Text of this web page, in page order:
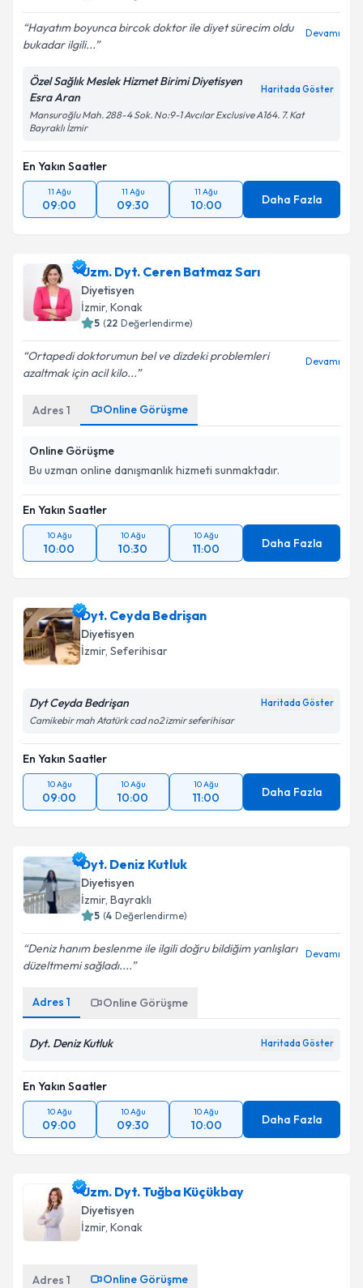
Kişisel verilerimin işlenmesine ilişkin
kapsamda işlenmesini kabul ediyorum.
Hayatım boyunca bircok doktor ile diyet sürecim oldu
bukadar ilgili...
Devamı
Özel Sağlık Meslek Hizmet Birimi Diyetisyen
Esra Aran
Haritada Göster
Mansuroğlu Mah. 288-4 Sok. No:9-1 Avcılar Exclusive A164. 7. Kat
Bayraklı İzmir
En Yakın Saatler
11 Ağu
09:00
11 Ağu
09:30
11 Ağu
10:00 Daha Fazla
Uzm. Dyt. Ceren Batmaz Sarı
Diyetisyen
İzmir, Konak
5 (22 Değerlendirme)
Ortapedi doktorumun bel ve dizdeki problemleri
azaltmak için acil kilo...
Devamı
Adres 1 Online Görüşme
Online Görüşme
Bu uzman online danışmanlık hizmeti sunmaktadır.
En Yakın Saatler
10 Ağu
10:00
10 Ağu
10:30
10 Ağu
11:00 Daha Fazla
Dyt. Ceyda Bedrişan
Diyetisyen
İzmir, Seferihisar
Dyt Ceyda Bedrişan Haritada Göster
Camikebir mah Atatürk cad no2 izmir seferihisar
En Yakın Saatler
10 Ağu
09:00
10 Ağu
10:00
10 Ağu
11:00 Daha Fazla
Dyt. Deniz Kutluk
Diyetisyen
İzmir, Bayraklı
5 (4 Değerlendirme)
Deniz hanım beslenme ile ilgili doğru bildiğim yanlışları
düzeltmemi sağladı....
Devamı
Adres 1 Online Görüşme
Dyt. Deniz Kutluk Haritada Göster
En Yakın Saatler
10 Ağu
09:00
10 Ağu
09:30
10 Ağu
10:00 Daha Fazla
Uzm. Dyt. Tuğba Küçükbay
Diyetisyen
İzmir, Konak
Adres 1 Online Görüşme